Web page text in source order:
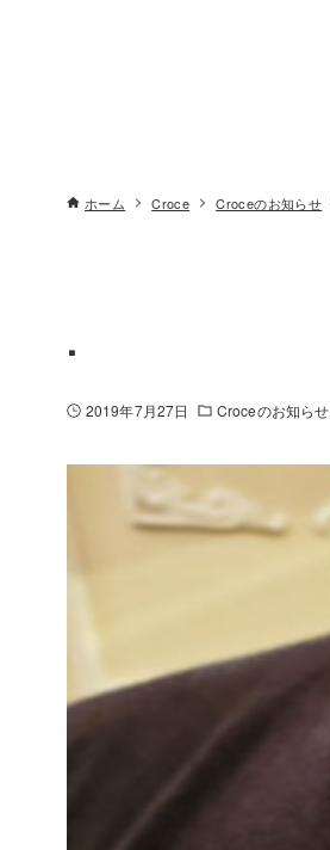
ホーム Croce Croceのお知らせ
.
2019年7月27日 Croceのお知らせ